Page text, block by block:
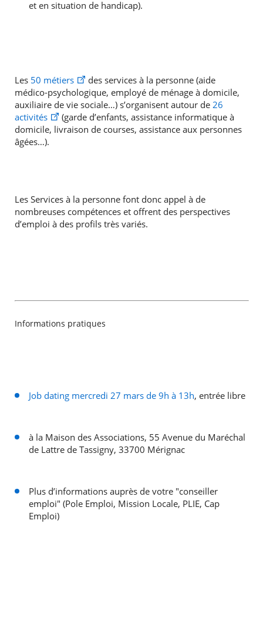
et en situation de handicap).
Les 50 métiers
des services à la personne (aide
médico-psychologique, employé de ménage à domicile,
auxiliaire de vie sociale…) s’organisent autour de26
activités
(garde d’enfants, assistance informatique à
domicile, livraison de courses, assistance aux personnes
âgées…).
Les Services à la personne font donc appel à de
nombreuses compétences et offrent des perspectives
d’emploi à des profils très variés.
Informations pratiques
Job dating mercredi 27 mars de 9h à 13h, entrée libre
à la Maison des Associations, 55 Avenue du Maréchal
de Lattre de Tassigny, 33700 Mérignac
Plus d’informations auprès de votre "conseiller
emploi" (Pole Emploi, Mission Locale, PLIE, Cap
Emploi)